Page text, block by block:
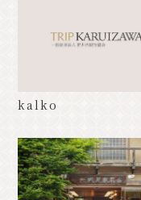
kalko